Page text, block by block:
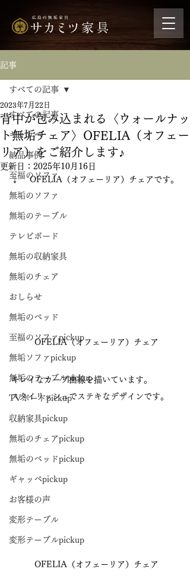
記事
すべての記事
ギャッベ
納品事例
至福のソファ
無垢のソファ
無垢のテーブル
テレビボード
無垢の収納家具
無垢のチェア
おしらせ
無垢のベッド
至福のソファpickup
無垢ソファpickup
無垢のテーブルpickup
TVボードpickup
収納家具pickup
無垢のチェアpickup
無垢のベッドpickup
ギャッベpickup
お客様の声
変形テーブル
変形テーブルpickup
すべての記事
背中が包み込まれる〈ウォールナッ
ト無垢チェア〉OFELIA（オフェー
リア）をご紹介します♪
2023年7月22日
更新日： 2025年10月16日
↓　 OFELIA（オフェーリア）チェアです。
OFELIA（オフェーリア）チェア
キレイなカーブ曲線を描いています。
スタイリッシュでステキなデザインです。
OFELIA（オフェーリア）チェア